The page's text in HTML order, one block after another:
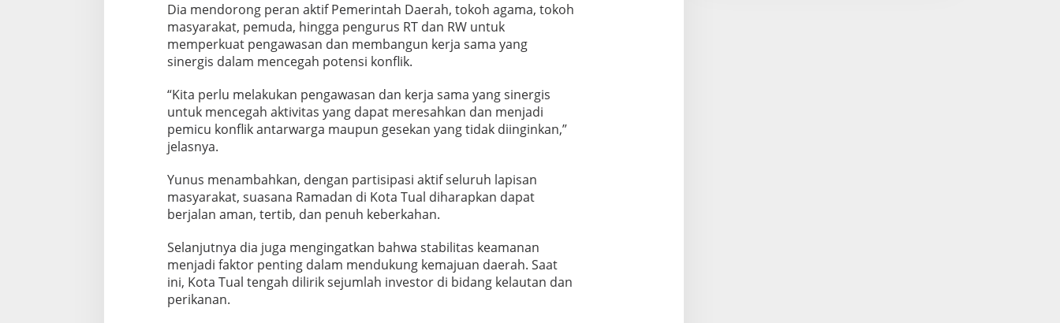
t
a
S
e
a
m
R
a
d
n
Dia mendorong peran aktif Pemerintah Daerah, tokoh agama, tokoh
masyarakat, pemuda, hingga pengurus RT dan RW untuk
memperkuat pengawasan dan membangun kerja sama yang
sinergis dalam mencegah potensi konflik.
“Kita perlu melakukan pengawasan dan kerja sama yang sinergis
untuk mencegah aktivitas yang dapat meresahkan dan menjadi
pemicu konflik antarwarga maupun gesekan yang tidak diinginkan,”
jelasnya.
Yunus menambahkan, dengan partisipasi aktif seluruh lapisan
masyarakat, suasana Ramadan di Kota Tual diharapkan dapat
berjalan aman, tertib, dan penuh keberkahan.
Selanjutnya dia juga mengingatkan bahwa stabilitas keamanan
menjadi faktor penting dalam mendukung kemajuan daerah. Saat
ini, Kota Tual tengah dilirik sejumlah investor di bidang kelautan dan
perikanan.